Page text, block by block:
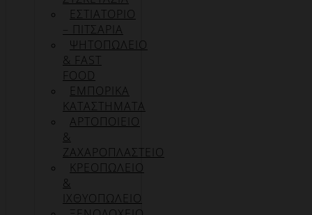
ΕΣΤΙΑΤΟΡΙΟ
– ΠΙΤΣΑΡΙΑ
ΨΗΤΟΠΩΛΕΙΟ
& FAST
FOOD
ΕΜΠΟΡΙΚΑ
ΚΑΤΑΣΤΗΜΑΤΑ
ΑΡΤΟΠΟΙΕΙΟ
&
ΖΑΧΑΡΟΠΛΑΣΤΕΙΟ
ΚΡΕΟΠΩΛΕΙΟ
&
ΙΧΘΥΟΠΩΛΕΙΟ